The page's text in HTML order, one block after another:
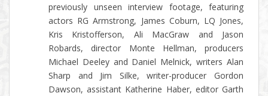
previously unseen interview footage, featuring
actors RG Armstrong, James Coburn, LQ Jones,
Kris Kristofferson, Ali MacGraw and Jason
Robards, director Monte Hellman, producers
Michael Deeley and Daniel Melnick, writers Alan
Sharp and Jim Silke, writer-producer Gordon
Dawson, assistant Katherine Haber, editor Garth